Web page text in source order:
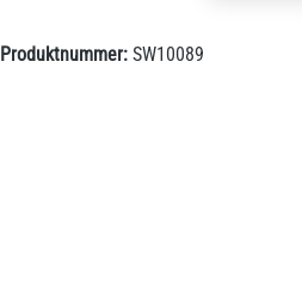
Produktnummer: SW10089